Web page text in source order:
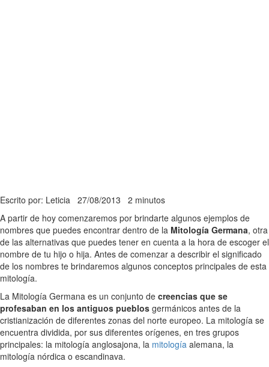
Escrito por: Leticia 27/08/2013 2 minutos
A partir de hoy comenzaremos por brindarte algunos ejemplos de
nombres que puedes encontrar dentro de la Mitología Germana, otra
de las alternativas que puedes tener en cuenta a la hora de escoger el
nombre de tu hijo o hija. Antes de comenzar a describir el significado
de los nombres te brindaremos algunos conceptos principales de esta
mitología.
La Mitología Germana es un conjunto de creencias que se
profesaban en los antiguos pueblos germánicos antes de la
cristianización de diferentes zonas del norte europeo. La mitología se
encuentra dividida, por sus diferentes orígenes, en tres grupos
principales: la mitología anglosajona, la mitología alemana, la
mitología nórdica o escandinava.